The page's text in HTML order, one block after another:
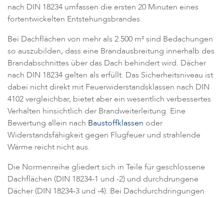
nach DIN 18234 umfassen die ersten 20 Minuten eines
fortentwickelten Entstehungsbrandes.
Bei Dachflächen von mehr als 2.500 m² sind Bedachungen
so auszubilden, dass eine Brandausbreitung innerhalb des
Brandabschnittes über das Dach behindert wird. Dächer
nach DIN 18234 gelten als erfüllt. Das Sicherheitsniveau ist
dabei nicht direkt mit Feuerwiderstandsklassen nach DIN
4102 vergleichbar, bietet aber ein wesentlich verbessertes
Verhalten hinsichtlich der Brandweiterleitung. Eine
Bewertung allein nach Baustoffklassen oder
Widerstandsfähigkeit gegen Flugfeuer und strahlende
Wärme reicht nicht aus.
Die Normenreihe gliedert sich in Teile für geschlossene
Dachflächen (DIN 18234-1 und -2) und durchdrungene
Dächer (DIN 18234-3 und -4). Bei Dachdurchdringungen